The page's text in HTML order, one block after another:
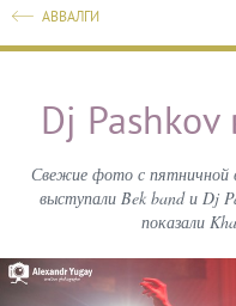
АВВАЛГИ
Dj Pashkov
Свежие фото с пятничной
выступали Bek band и Dj
показали